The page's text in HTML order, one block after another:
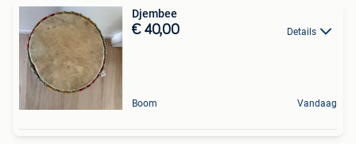
Djembee
€ 40,00 Details
Boom Vandaag